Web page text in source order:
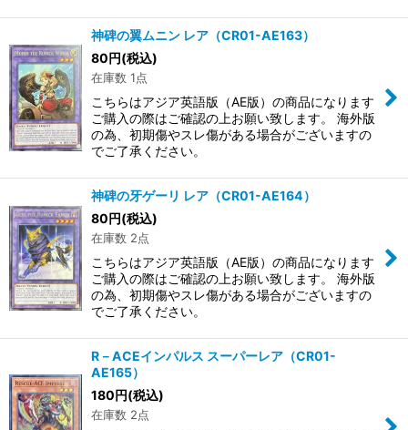
神碑の翼ムニン レア（CR01-AE163）
80円(税込)
在庫数 1点
こちらはアジア英語版（AE版）の商品になります
ご購入の際はご確認の上お願い致します。 海外版
の為、初期傷やスレ傷がある場合がございますの
でご了承ください。
神碑の牙ゲーリ レア（CR01-AE164）
80円(税込)
在庫数 2点
こちらはアジア英語版（AE版）の商品になります
ご購入の際はご確認の上お願い致します。 海外版
の為、初期傷やスレ傷がある場合がございますの
でご了承ください。
R－ACEインパルス スーパーレア（CR01-
AE165）
180円(税込)
在庫数 2点